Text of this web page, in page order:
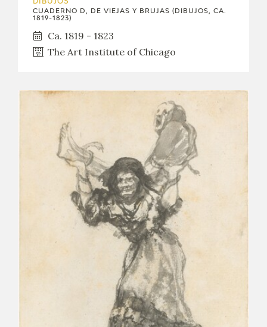
DIBUJOS
CUADERNO D, DE VIEJAS Y BRUJAS (DIBUJOS, CA.
1819-1823)
Ca. 1819 - 1823
The Art Institute of Chicago